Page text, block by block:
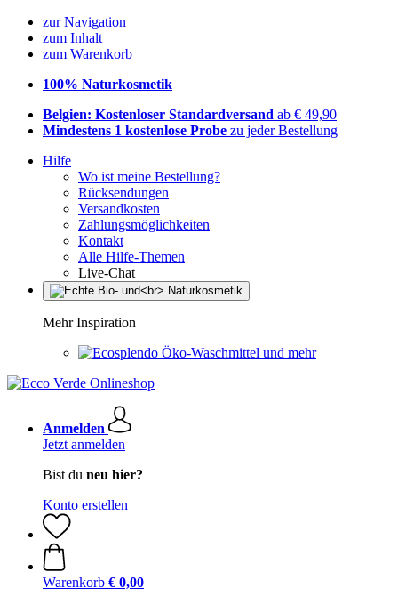
zur Navigation
zum Inhalt
zum Warenkorb
100% Naturkosmetik
Belgien: Kostenloser Standardversand ab € 49,90
Mindestens 1 kostenlose Probe zu jeder Bestellung
Hilfe
Wo ist meine Bestellung?
Rücksendungen
Versandkosten
Zahlungsmöglichkeiten
Kontakt
Alle Hilfe-Themen
Live-Chat
Mehr Inspiration
Öko-Waschmittel und mehr
Anmelden
Jetzt anmelden
Bist du neu hier?
Konto erstellen
Warenkorb € 0,00